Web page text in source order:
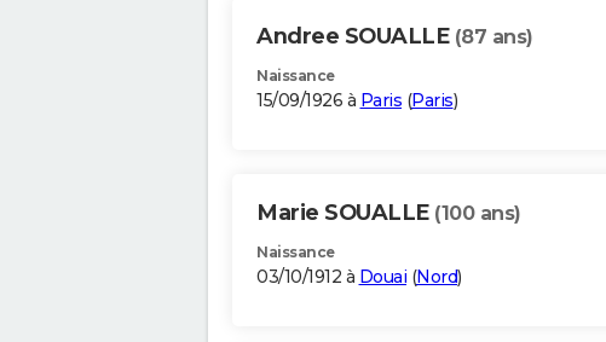
Andree SOUALLE (87 ans)
Naissance
15/09/1926 à Paris (Paris)
Marie SOUALLE (100 ans)
Naissance
03/10/1912 à Douai (Nord)